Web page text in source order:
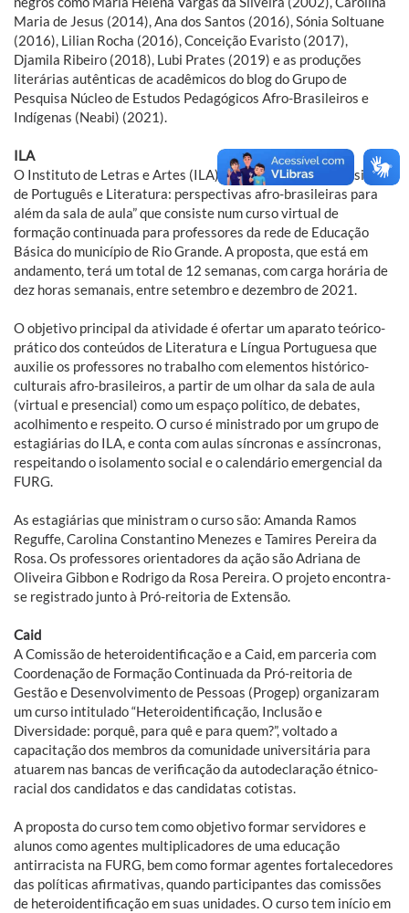
Maria de Jesus (2014), Ana dos Santos (2016), Sónia Soltuane
(2016), Lilian Rocha (2016), Conceição Evaristo (2017),
Djamila Ribeiro (2018), Lubi Prates (2019) e as produções
literárias autênticas de acadêmicos do blog do Grupo de
Pesquisa Núcleo de Estudos Pedagógicos Afro-Brasileiros e
Indígenas (Neabi) (2021).
ILA
O Instituto de Letras e Artes (ILA) promove o projeto “Ensino
de Português e Literatura: perspectivas afro-brasileiras para
além da sala de aula” que consiste num curso virtual de
formação continuada para professores da rede de Educação
Básica do município de Rio Grande. A proposta, que está em
andamento, terá um total de 12 semanas, com carga horária de
dez horas semanais, entre setembro e dezembro de 2021.
O objetivo principal da atividade é ofertar um aparato teórico-
prático dos conteúdos de Literatura e Língua Portuguesa que
auxilie os professores no trabalho com elementos histórico-
culturais afro-brasileiros, a partir de um olhar da sala de aula
(virtual e presencial) como um espaço político, de debates,
acolhimento e respeito. O curso é ministrado por um grupo de
estagiárias do ILA, e conta com aulas síncronas e assíncronas,
respeitando o isolamento social e o calendário emergencial da
FURG.
As estagiárias que ministram o curso são: Amanda Ramos
Reguffe, Carolina Constantino Menezes e Tamires Pereira da
Rosa. Os professores orientadores da ação são Adriana de
Oliveira Gibbon e Rodrigo da Rosa Pereira. O projeto encontra-
se registrado junto à Pró-reitoria de Extensão.
Caid
A Comissão de heteroidentificação e a Caid, em parceria com
Coordenação de Formação Continuada da Pró-reitoria de
Gestão e Desenvolvimento de Pessoas (Progep) organizaram
um curso intitulado “Heteroidentificação, Inclusão e
Diversidade: porquê, para quê e para quem?”, voltado a
capacitação dos membros da comunidade universitária para
atuarem nas bancas de verificação da autodeclaração étnico-
racial dos candidatos e das candidatas cotistas.
A proposta do curso tem como objetivo formar servidores e
alunos como agentes multiplicadores de uma educação
antirracista na FURG, bem como formar agentes fortalecedores
das políticas afirmativas, quando participantes das comissões
de heteroidentificação em suas unidades. O curso tem início em